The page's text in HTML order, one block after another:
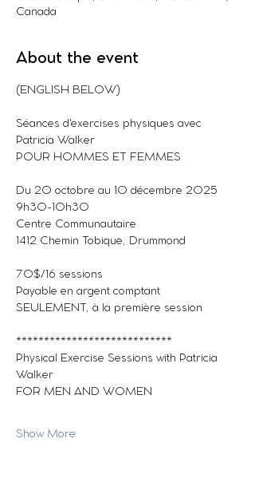
Canada
About the event
(ENGLISH BELOW)
Séances d'exercises physiques avec
Patricia Walker
POUR HOMMES ET FEMMES
Du 20 octobre au 10 décembre 2025
9h30-10h30
Centre Communautaire
1412 Chemin Tobique, Drummond
70$/16 sessions
Payable en argent comptant
SEULEMENT, à la première session
****************************
Physical Exercise Sessions with Patricia
Walker
FOR MEN AND WOMEN
Show More